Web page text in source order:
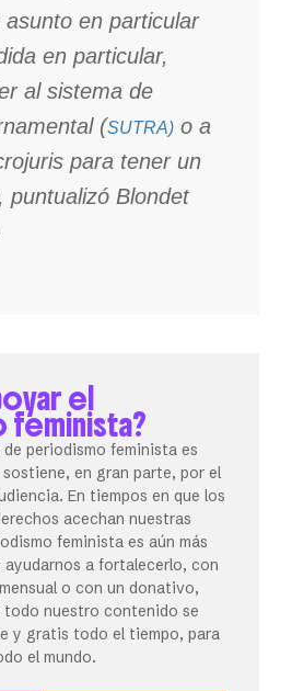
en particular
en particular,
al sistema de
(SUTRA) o a
para tener un
puntualizó Blondet
el
feminista?
periodismo feminista es
en gran parte, por el
En tiempos en que los
acechan nuestras
feminista es aún más
ayudarnos a fortalecerlo, con
o con un donativo,
todo nuestro contenido se
y gratis todo el tiempo, para
el mundo.